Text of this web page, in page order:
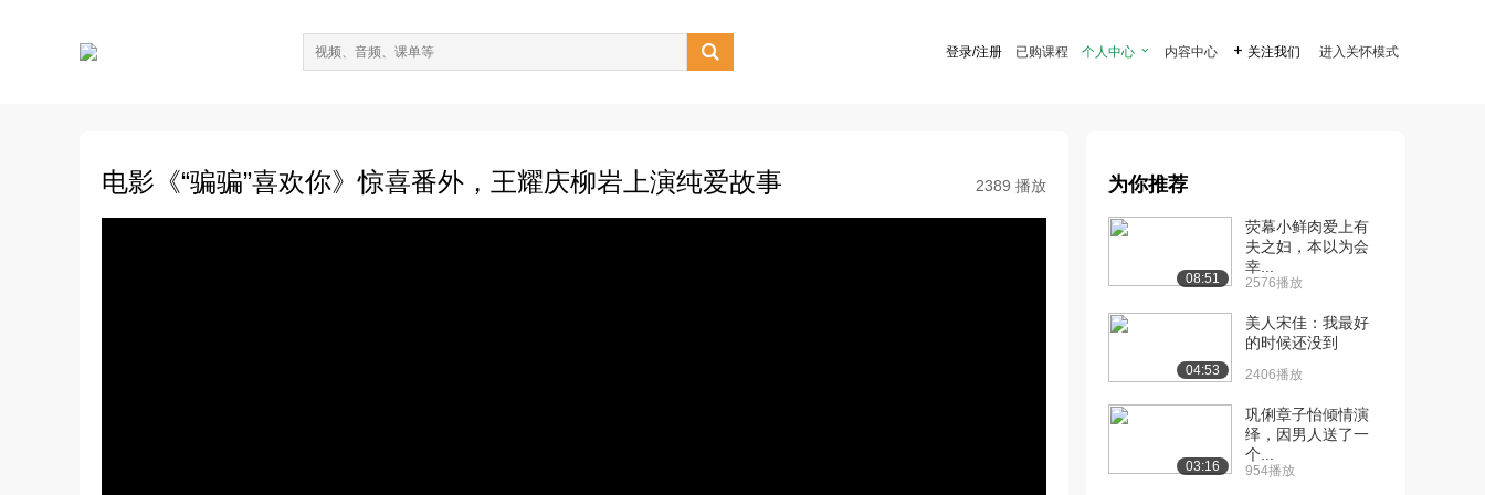
 登录/注册 已购课程 个人中心  内容中心  关注我们 进入关怀模式
电影《“骗骗”喜欢你》惊喜番外，王耀庆柳岩上演纯爱故事 2389 播放 为你推荐
08:51
荧幕小鲜肉爱上有
夫之妇，本以为会
幸...
2576播放
04:53
美人宋佳：我最好
的时候还没到
2406播放
03:16
巩俐章子怡倾情演
绎，因男人送了一
个...
954播放